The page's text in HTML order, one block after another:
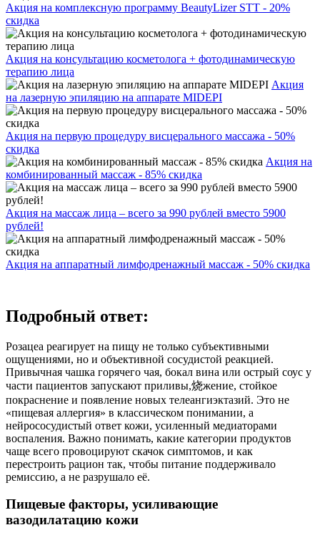
Акция на комплексную программу BeautyLizer STT - 20%
скидка
Акция на консультацию косметолога + фотодинамическую
терапию лица
Акция
на лазерную эпиляцию на аппарате MIDEPI
Акция на первую процедуру висцерального массажа - 50%
скидка
Акция на
комбинированный массаж - 85% скидка
Акция на массаж лица – всего за 990 рублей вместо 5900
рублей!
Акция на аппаратный лимфодренажный массаж - 50% скидка
Подробный ответ:
Розацеа реагирует на пищу не только субъективными
ощущениями, но и объективной сосудистой реакцией.
Привычная чашка горячего чая, бокал вина или острый соус у
части пациентов запускают приливы,烧жение, стойкое
покраснение и появление новых телеангиэктазий. Это не
«пищевая аллергия» в классическом понимании, а
нейрососудистый ответ кожи, усиленный медиаторами
воспаления. Важно понимать, какие категории продуктов
чаще всего провоцируют скачок симптомов, и как
перестроить рацион так, чтобы питание поддерживало
ремиссию, а не разрушало её.
Пищевые факторы, усиливающие
вазодилатацию кожи